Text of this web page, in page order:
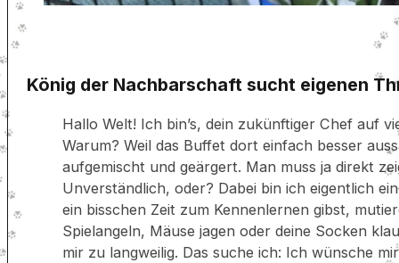
König der Nachbarschaft sucht eigenen
Hallo Welt! Ich bin’s, dein zukünftiger Chef auf
Warum? Weil das Buffet dort einfach besser
aufgemischt und geärgert. Man muss ja direkt
Unverständlich, oder? Dabei bin ich eigentlich
ein bisschen Zeit zum Kennenlernen gibst,
Spielangeln, Mäuse jagen oder deine Socken
mir zu langweilig. Das suche ich: Ich wünsche